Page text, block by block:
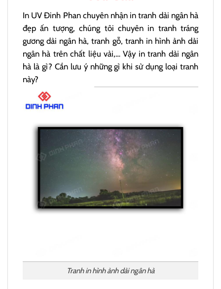
In UV Đinh Phan chuyên nhận in tranh dải ngân hà
đẹp ấn tượng, chúng tôi chuyên in tranh tráng
gương dải ngân hà, tranh gỗ, tranh in hình ảnh dải
ngân hà trên chất liệu vải,… Vậy in tranh dải ngân
hà là gì? Cần lưu ý những gì khi sử dụng loại tranh
này?
Tranh in hình ảnh dải ngân hà